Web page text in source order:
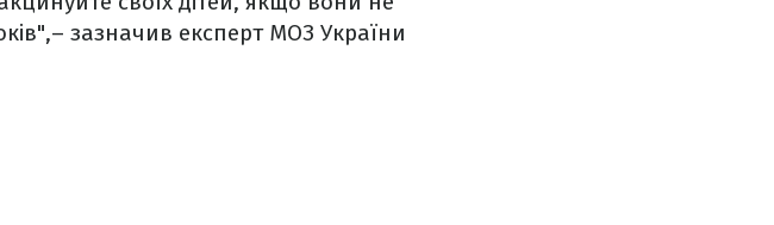
зазначив експерт МОЗ України